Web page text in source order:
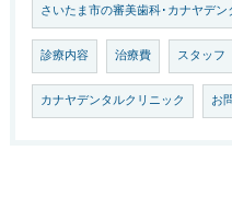
さいたま市の審美歯科･カナヤデ
診療内容 治療費 スタッフ
カナヤデンタルクリニック お